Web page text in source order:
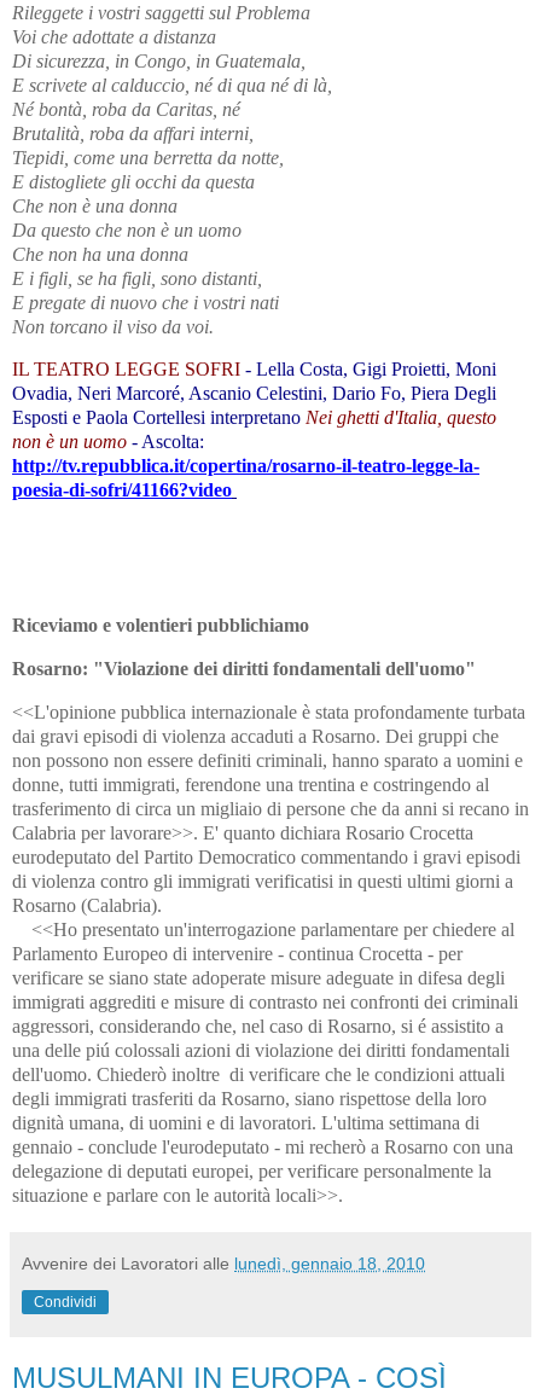
Rileggete i vostri saggetti sul Problema
Voi che adottate a distanza
Di sicurezza, in Congo, in Guatemala,
E scrivete al calduccio, né di qua né di là,
Né bontà, roba da Caritas, né
Brutalità, roba da affari interni,
Tiepidi, come una berretta da notte,
E distogliete gli occhi da questa
Che non è una donna
Da questo che non è un uomo
Che non ha una donna
E i figli, se ha figli, sono distanti,
E pregate di nuovo che i vostri nati
Non torcano il viso da voi.
IL TEATRO LEGGE SOFRI - Lella Costa, Gigi Proietti, Moni
Ovadia, Neri Marcoré, Ascanio Celestini, Dario Fo, Piera Degli
Esposti e Paola Cortellesi interpretano Nei ghetti d'Italia, questo
non è un uomo - Ascolta:
http://tv.repubblica.it/copertina/rosarno-il-teatro-legge-la-
poesia-di-sofri/41166?video
Riceviamo e volentieri pubblichiamo
Rosarno: "Violazione dei diritti fondamentali dell'uomo"
<<L'opinione pubblica internazionale è stata profondamente turbata
dai gravi episodi di violenza accaduti a Rosarno. Dei gruppi che
non possono non essere definiti criminali, hanno sparato a uomini e
donne, tutti immigrati, ferendone una trentina e costringendo al
trasferimento di circa un migliaio di persone che da anni si recano in
Calabria per lavorare>>. E' quanto dichiara Rosario Crocetta
eurodeputato del Partito Democratico commentando i gravi episodi
di violenza contro gli immigrati verificatisi in questi ultimi giorni a
Rosarno (Calabria).
<<Ho presentato un'interrogazione parlamentare per chiedere al
Parlamento Europeo di intervenire - continua Crocetta - per
verificare se siano state adoperate misure adeguate in difesa degli
immigrati aggrediti e misure di contrasto nei confronti dei criminali
aggressori, considerando che, nel caso di Rosarno, si é assistito a
una delle piú colossali azioni di violazione dei diritti fondamentali
dell'uomo. Chiederò inoltre di verificare che le condizioni attuali
degli immigrati trasferiti da Rosarno, siano rispettose della loro
dignità umana, di uomini e di lavoratori. L'ultima settimana di
gennaio - conclude l'eurodeputato - mi recherò a Rosarno con una
delegazione di deputati europei, per verificare personalmente la
situazione e parlare con le autorità locali>>.
Avvenire dei Lavoratori alle lunedì, gennaio 18, 2010
Condividi
MUSULMANI IN EUROPA - COSÌ